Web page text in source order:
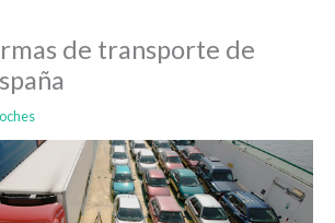
de transporte de